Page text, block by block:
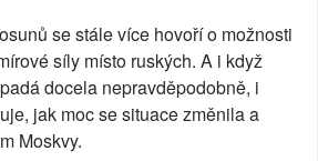
se stále více hovoří o možnosti
síly místo ruských. A i když
docela nepravděpodobně, i
jak moc se situace změnila a
Moskvy.